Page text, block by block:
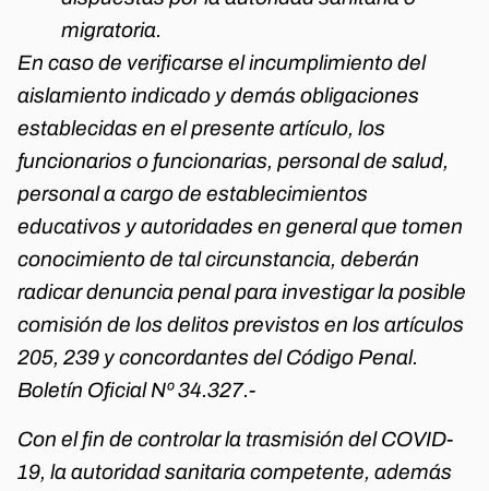
migratoria.
En caso de verificarse el incumplimiento del
aislamiento indicado y demás obligaciones
establecidas en el presente artículo, los
funcionarios o funcionarias, personal de salud,
personal a cargo de establecimientos
educativos y autoridades en general que tomen
conocimiento de tal circunstancia, deberán
radicar denuncia penal para investigar la posible
comisión de los delitos previstos en los artículos
205, 239 y concordantes del Código Penal.
Boletín Oficial Nº 34.327.-
Con el fin de controlar la trasmisión del COVID-
19, la autoridad sanitaria competente, además